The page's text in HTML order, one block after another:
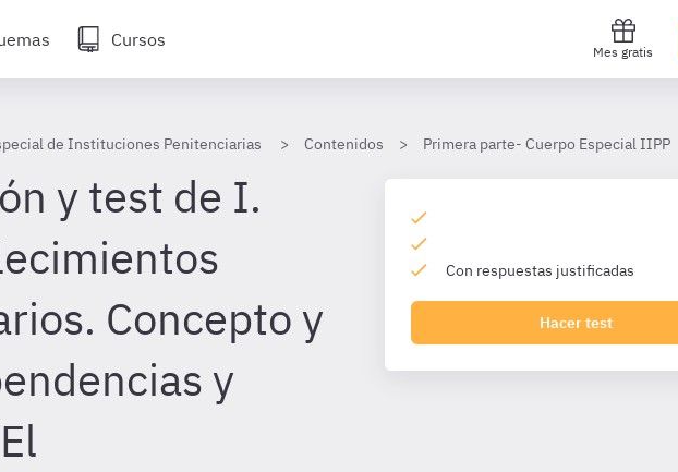
Cursos
Mes gratis
de Instituciones Penitenciarias Contenidos Primera parte- Cuerpo Especial IIPP
y test de I.
Concepto y
y
Con respuestas justificadas
Hacer test